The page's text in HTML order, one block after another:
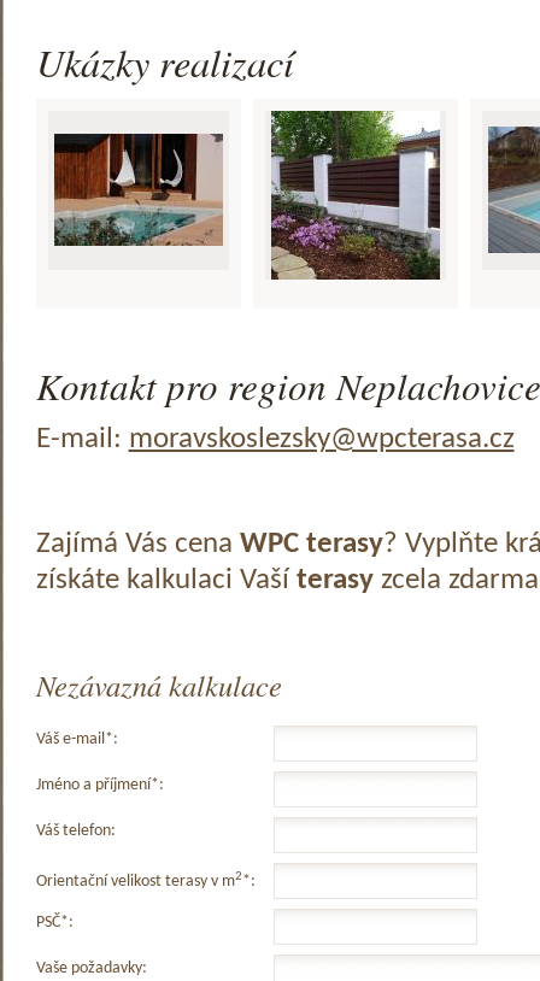
Ukázky realizací
Kontakt pro region
E-mail: moravskoslezsky@wpcterasa.cz
Zajímá Vás cena WPC terasy? Vyplňte
získáte kalkulaci Vaší terasyzcela
Nezávazná kalkulace
Váš e-mail*:
Jméno a příjmení*:
Váš telefon:
Orientační velikost terasy v m2*:
PSČ*:
Vaše požadavky: